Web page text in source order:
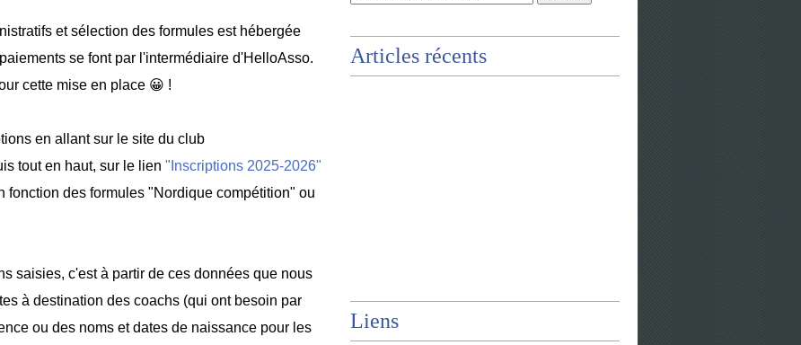
et sélection des formules est hébergée
se font par l'intermédiaire d'HelloAsso.
cette mise en place 😀 !
en allant sur le site du club
tout en haut, sur le lien "Inscriptions 2025-2026"
fonction des formules "Nordique compétition" ou
saisies, c'est à partir de ces données que nous
à destination des coachs (qui ont besoin par
ou des noms et dates de naissance pour les
Articles récents
Liens